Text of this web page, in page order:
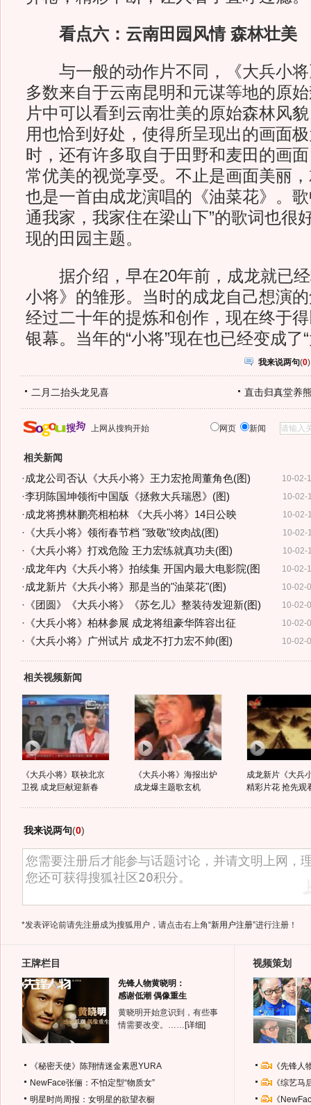
看点六：云南田园风情 森林壮美
与一般的动作片不同，《大兵小将
多数来自于云南昆明和元谋等地的原
片中可以看到云南壮美的原始森林风
用也恰到好处，使得所呈现出的画面
时，还有许多取自于田野和麦田的画
常优美的视觉享受。不止是画面美丽
也是一首由成龙演唱的《油菜花》。
通我家，我家住在梁山下”的歌词也很
现的田园主题。
据介绍，早在20年前，成龙就已经
小将》的雏形。当时的成龙自己想演的
经过二十年的提炼和创作，现在终于
银幕。当年的“小将”现在也已经变成了
我来说两句(0)
二月二抬头龙见喜 直击归真堂养
上网从搜狗开始 网页 新闻
相关新闻
10-02-
·成龙公司否认《大兵小将》王力宏抢周董角色(图)
10-02-
·李玥陈国坤领衔中国版《拯救大兵瑞恩》(图)
10-02-
·成龙将携林鹏亮相柏林 《大兵小将》14日公映
10-02-
· 《大兵小将》领衔春节档 "致敬"绞肉战(图)
10-02-
· 《大兵小将》打戏危险 王力宏练就真功夫(图)
10-02-
·成龙年内《大兵小将》拍续集 开国内最大电影院(图
10-02-
·成龙新片《大兵小将》那是当的"油菜花"(图)
10-02-
· 《团圆》《大兵小将》《苏乞儿》整装待发迎新(图)
10-02-
· 《大兵小将》柏林参展 成龙将组豪华阵容出征
10-02-
· 《大兵小将》广州试片 成龙不打力宏不帅(图)
相关视频新闻
《大兵小将》联袂北京
卫视 成龙巨献迎新春
《大兵小将》海报出炉
成龙爆主题歌玄机
成龙新片《大兵
精彩片花 抢先观
我来说两句(0)
*发表评论前请先注册成为搜狐用户，请点击右上角“新用户注册”进行注册！
王牌栏目
先锋人物黄晓明：
感谢低潮 偶像重生
黄晓明开始意识到，有些事
情需要改变。…… [详细]
《秘密天使》陈翔情迷金素恩YURA
NewFace张俪：不怕定型“物质女”
明星时尚周报：女明星的欲望衣橱
视频策划
《先锋
《综艺
《